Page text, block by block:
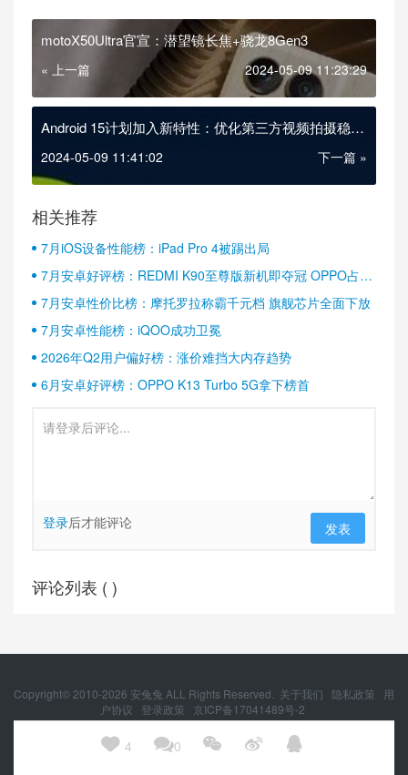
 4 0   
motoX50Ultra官宣：潜望镜长焦+骁龙8Gen3
« 上一篇 2024-05-09 11:23:29
Android 15计划加入新特性：优化第三方视频拍摄稳定
2024-05-09 11:41:02 下一篇 »
相关推荐
7月iOS设备性能榜：iPad Pro 4被踢出局
7月安卓好评榜：REDMI K90至尊版新机即夺冠 OPPO占据
半壁江山
7月安卓性价比榜：摩托罗拉称霸千元档 旗舰芯片全面下放
7月安卓性能榜：iQOO成功卫冕
2026年Q2用户偏好榜：涨价难挡大内存趋势
6月安卓好评榜：OPPO K13 Turbo 5G拿下榜首
登录后才能评论 发表
评论列表 ( )
Copyright© 2010-2026 安兔兔 ALL Rights Reserved. 关于我们 隐私政策
用
户协议
登录政策
京ICP备17041489号-2
京公网安备 11010502054377号